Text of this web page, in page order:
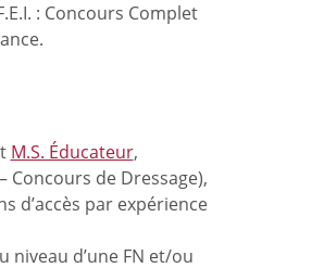
: Concours Complet
M.S. Éducateur,
Concours de Dressage),
d’accès par expérience
d’une FN et/ou